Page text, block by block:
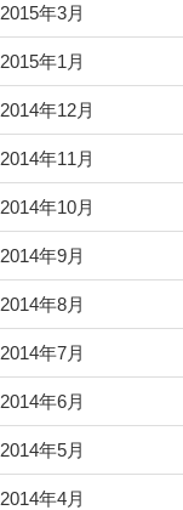
2015年3月
2015年1月
2014年12月
2014年11月
2014年10月
2014年9月
2014年8月
2014年7月
2014年6月
2014年5月
2014年4月